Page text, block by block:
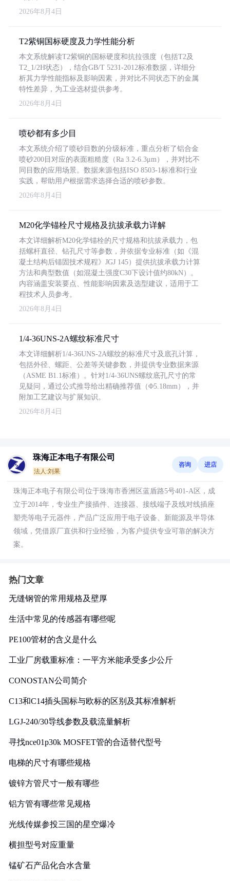
2026年8月4日
T2紫铜国标硬度及力学性能分析
本文系统解读T2紫铜的国标硬度和抗拉强度（包括T2及
T2_1/2H状态），结合GB/T 5231-2012标准数据，详细分
析其力学性能指标及影响因素，并对比不同状态下的金属
特性差异，为工业选材提供参考。
2026年8月4日
喷砂都有多少目
本文系统介绍了喷砂目数的分级标准，重点分析了铝合金
喷砂200目对应的表面粗糙度（Ra 3.2-6.3μm），并对比不
同目数的应用场景。数据来源包括ISO 8503-1标准和行业
实践，帮助用户根据需求选择合适的喷砂参数。
2026年8月4日
M20化学锚栓尺寸规格及抗拔承载力详解
本文详细解析M20化学锚栓的尺寸规格和抗拔承载力，包
括螺杆直径、钻孔尺寸等参数，并依据专业标准（如《混
凝土结构后锚固技术规程》JGJ 145）提供抗拔承载力计算
方法和典型数值（如混凝土强度C30下设计值约80kN）。
内容涵盖安装要点、性能影响因素及选型建议，适用于工
程技术人员参考。
2026年8月4日
1/4-36UNS-2A螺纹标准尺寸
本文详细解析1/4-36UNS-2A螺纹的标准尺寸及底孔计算，
包括外径、螺距、公差等关键参数，并提供专业数据来源
（ASME B1.1标准）。针对1/4-36UNS螺纹底孔尺寸的常
见疑问，通过公式推导给出精确推荐值（Φ5.18mm），并
附加工艺建议与扩展知识。
2026年8月4日
珠海正本电子有限公司
法人:刘果
咨询 进店
珠海正本电子有限公司位于珠海市香洲区蓝盾路5号401-A区，成
立于2014年，专业生产接插件、连接器、接线端子及线对线插座
塑壳等电子元器件，产品广泛应用于电子设备、新能源及半导体
领域，凭借原厂直供和行业经验，为客户提供专业可靠的解决方
案。
热门文章
无缝钢管的常用规格及壁厚
生活中常见的传感器有哪些呢
PE100管材的含义是什么
工业厂房载重标准：一平方米能承受多少公斤
CONOSTAN公司简介
C13和C14插头国标与欧标的区别及其标准解析
LGJ-240/30导线参数及载流量解析
寻找nce01p30k MOSFET管的合适替代型号
电梯的尺寸有哪些规格
镀锌方管尺寸一般有哪些
铝方管有哪些常见规格
光线传媒参投三国的星空爆冷
横担型号对应重量
锰矿石产品化合水含量